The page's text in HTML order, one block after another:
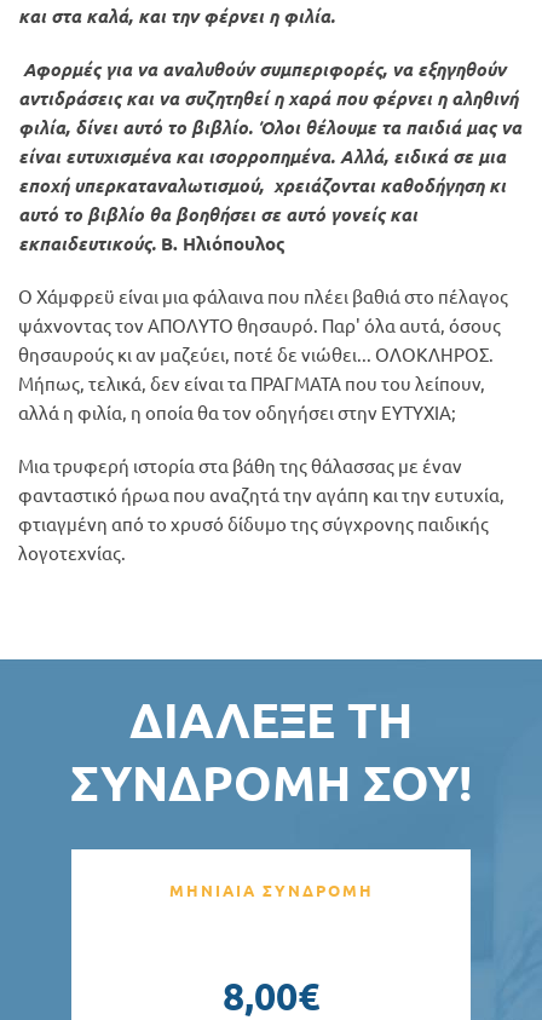
και στα καλά, και την φέρνει η φιλία.
Αφορμές για να αναλυθούν συμπεριφορές, να εξηγηθούν
αντιδράσεις και να συζητηθεί η χαρά που φέρνει η αληθινή
φιλία, δίνει αυτό το βιβλίο. Όλοι θέλουμε τα παιδιά μας να
είναι ευτυχισμένα και ισορροπημένα. Αλλά, ειδικά σε μια
εποχή υπερκαταναλωτισμού, χρειάζονται καθοδήγηση κι
αυτό το βιβλίο θα βοηθήσει σε αυτό γονείς και
εκπαιδευτικούς. Β. Ηλιόπουλος
Ο Χάμφρεϋ είναι μια φάλαινα που πλέει βαθιά στο πέλαγος
ψάχνοντας τον ΑΠΟΛΥΤΟ θησαυρό. Παρ' όλα αυτά, όσους
θησαυρούς κι αν μαζεύει, ποτέ δε νιώθει... ΟΛΟΚΛΗΡΟΣ.
Μήπως, τελικά, δεν είναι τα ΠΡΑΓΜΑΤΑ που του λείπουν,
αλλά η φιλία, η οποία θα τον οδηγήσει στην ΕΥΤΥΧΙΑ;
Μια τρυφερή ιστορία στα βάθη της θάλασσας με έναν
φανταστικό ήρωα που αναζητά την αγάπη και την ευτυχία,
φτιαγμένη από το χρυσό δίδυμο της σύγχρονης παιδικής
λογοτεχνίας.
ΔΙΆΛΕΞΕ ΤΗ
ΣΥΝΔΡΟΜΉ ΣΟΥ!
ΜΗΝΙΑΙΑ ΣΥΝΔΡΟΜΗ
8,00€